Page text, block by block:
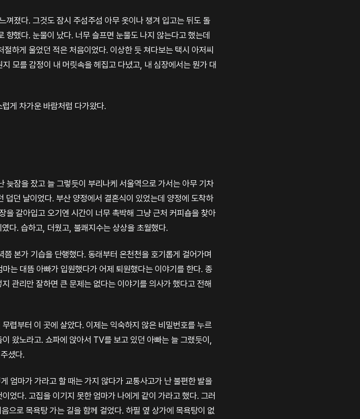
껴졌다. 그것도 잠시 주섬주섬 아무 옷이나 챙겨 입고는 뒤도 돌
향했다. 눈물이 났다. 너무 슬프면 눈물도 나지 않는다고 했는데
하게 울었던 적은 처음이었다. 이상한 듯 쳐다보는 택시 아저씨
모를 감정이 내 머릿속을 헤집고 다녔고, 내 심장에서는 뭔가 대
게 차가운 바람처럼 다가왔다.
늦잠을 잤고 늘 그렇듯이 부리나케 서울역으로 가서는 아무 기차
덥던 날이었다. 부산 양정에서 결혼식이 있었는데 양정에 도착하
을 갈아입고 오기엔 시간이 너무 촉박해 그냥 근처 커피숍을 찾아
다. 습하고, 더웠고, 불쾌지수는 상상을 초월했다.
본가 기습을 단행했다. 동래부터 온천천을 호기롭게 걸어가며
는 대뜸 아빠가 입원했다가 어제 퇴원했다는 이야기를 한다. 종
관리만 잘하면 큰 문제는 없다는 이야기를 의사가 했다고 전해
렵부터 이 곳에 살았다. 이제는 익숙하지 않은 비밀번호를 누르
왔노라고. 쇼파에 앉아서 TV를 보고 있던 아빠는 늘 그랬듯이,
셨다.
엄마가 가라고 할 때는 가지 않다가 교통사고가 난 불편한 발을
었다. 고집을 이기지 못한 엄마가 나에게 같이 가라고 했다. 그러
으로 목욕탕 가는 길을 함께 걸었다. 하필 옆 상가에 목욕탕이 없